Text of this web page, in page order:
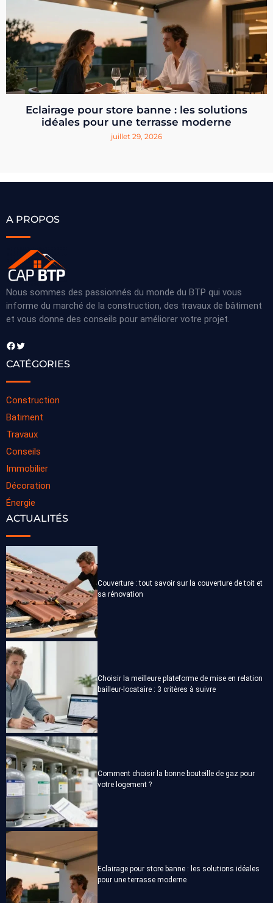
Eclairage pour store banne : les solutions
idéales pour une terrasse moderne
juillet 29, 2026
A PROPOS
Nous sommes des passionnés du monde du BTP qui vous
informe du marché de la construction, des travaux de bâtiment
et vous donne des conseils pour améliorer votre projet.
Facebook Twitter
CATÉGORIES
Construction
Batiment
Travaux
Conseils
Immobilier
Décoration
Énergie
ACTUALITÉS
Couverture : tout savoir sur la couverture de toit et
sa rénovation
Choisir la meilleure plateforme de mise en relation
bailleur-locataire : 3 critères à suivre
Comment choisir la bonne bouteille de gaz pour
votre logement ?
Eclairage pour store banne : les solutions idéales
pour une terrasse moderne